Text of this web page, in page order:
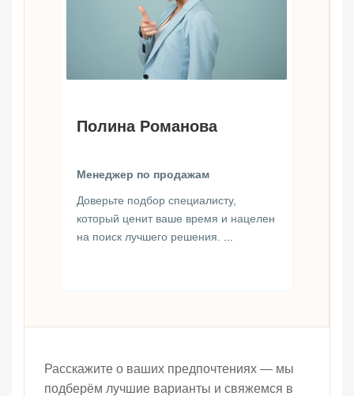
Полина Романова
Менеджер по продажам
Доверьте подбор специалисту,
который ценит ваше время и нацелен
на поиск лучшего решения.
Расскажите о ваших предпочтениях — мы
подберём лучшие варианты и свяжемся в